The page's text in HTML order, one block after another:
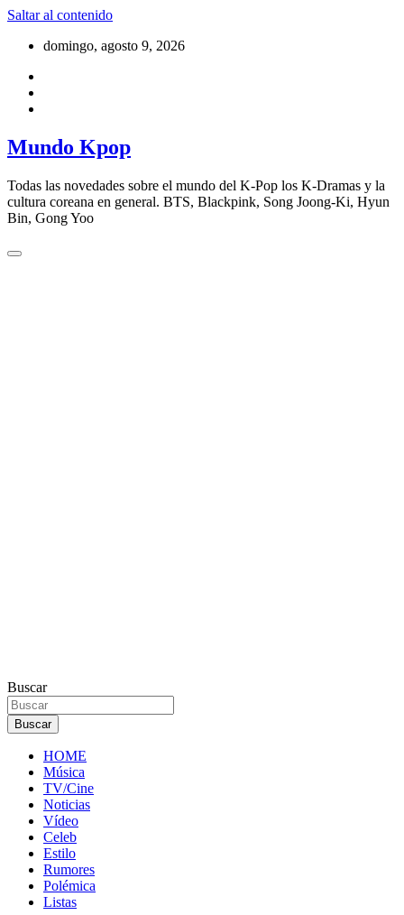
Saltar al contenido
domingo, agosto 9, 2026
Mundo Kpop
Todas las novedades sobre el mundo del K-Pop los K-Dramas y la
cultura coreana en general. BTS, Blackpink, Song Joong-Ki, Hyun
Bin, Gong Yoo
Buscar
Buscar
HOME
Música
TV/Cine
Noticias
Vídeo
Celeb
Estilo
Rumores
Polémica
Listas